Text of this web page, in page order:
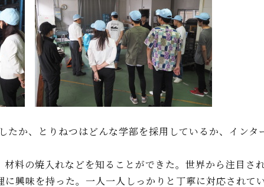
か、とりねつはどんな学部を採用しているか、インタ
料の焼入れなどを知ることができた。世界から注目さ
興味を持った。一人一人しっかりと丁寧に対応されて